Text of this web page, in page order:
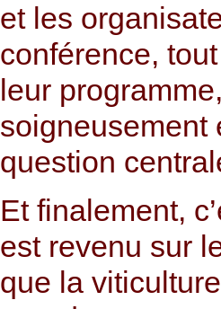
et les
conférence,
leur
soigneusement
question
Et finalement,
est revenu sur
que la